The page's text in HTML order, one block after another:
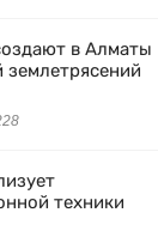
в Алматы
землетрясений
техники